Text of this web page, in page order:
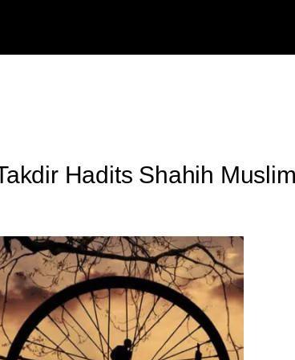
Hadits Shahih Muslim